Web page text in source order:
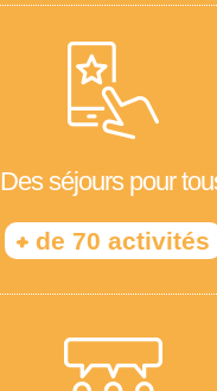
Des séjours pour
+de 70 activités